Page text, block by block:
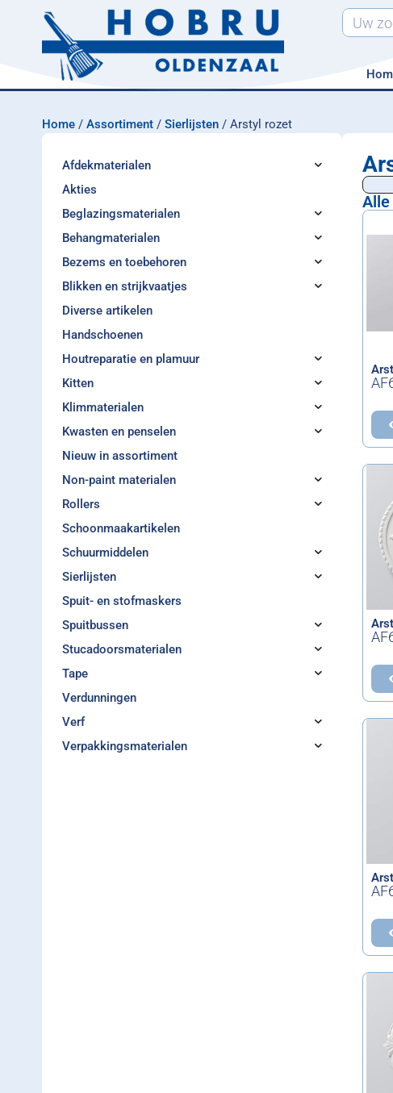
Home / Assortiment / Sierlijsten / Arstyl rozet
Afdekmaterialen
Akties
Beglazingsmaterialen
Behangmaterialen
Bezems en toebehoren
Blikken en strijkvaatjes
Diverse artikelen
Handschoenen
Houtreparatie en plamuur
Kitten
Klimmaterialen
Kwasten en penselen
Nieuw in assortiment
Non-paint materialen
Rollers
Schoonmaakartikelen
Schuurmiddelen
Sierlijsten
Spuit- en stofmaskers
Spuitbussen
Stucadoorsmaterialen
Tape
Verdunningen
Verf
Verpakkingsmaterialen